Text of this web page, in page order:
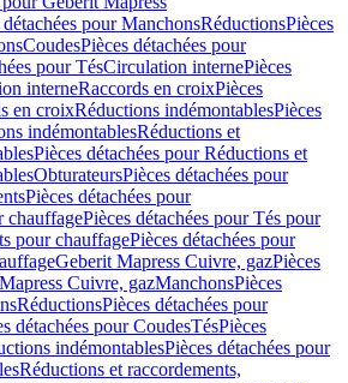
détachées pour ManchonsRéductionsPièces
CoudesPièces détachées pour
pour TésCirculation internePièces
interneRaccords en croixPièces
en croixRéductions indémontablesPièces
indémontablesRéductions et
Pièces détachées pour Réductions et
ObturateursPièces détachées pour
Pièces détachées pour
chauffagePièces détachées pour Tés pour
pour chauffagePièces détachées pour
Geberit Mapress Cuivre, gazPièces
Cuivre, gazManchonsPièces
RéductionsPièces détachées pour
détachées pour CoudesTésPièces
indémontablesPièces détachées pour
Réductions et raccordements,